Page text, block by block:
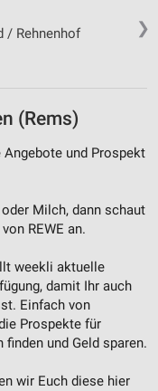
❯
/ Rehnenhof
(Rems)
und Prospekt
Milch, dann schaut
REWE an.
weekli aktuelle
damit Ihr auch
Einfach von
Prospekte für
finden und Geld sparen.
wir Euch diese hier